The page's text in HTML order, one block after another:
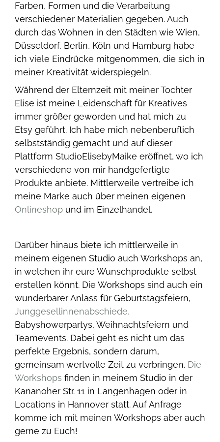
Farben, Formen und die Verarbeitung
verschiedener Materialien gegeben. Auch
durch das Wohnen in den Städten wie Wien,
Düsseldorf, Berlin, Köln und Hamburg habe
ich viele Eindrücke mitgenommen, die sich in
meiner Kreativität widerspiegeln.
Während der Elternzeit mit meiner Tochter
Elise ist meine Leidenschaft für Kreatives
immer größer geworden und hat mich zu
Etsy geführt. Ich habe mich nebenberuflich
selbstständig gemacht und auf dieser
Plattform StudioElisebyMaike eröffnet, wo ich
verschiedene von mir handgefertigte
Produkte anbiete. Mittlerweile vertreibe ich
meine Marke auch über meinen eigenen
Onlineshop und im Einzelhandel.
Darüber hinaus biete ich mittlerweile in
meinem eigenen Studio auch Workshops an,
in welchen ihr eure Wunschprodukte selbst
erstellen könnt. Die Workshops sind auch ein
wunderbarer Anlass für Geburtstagsfeiern,
Junggesellinnenabschiede,
Babyshowerpartys, Weihnachtsfeiern und
Teamevents. Dabei geht es nicht um das
perfekte Ergebnis, sondern darum,
gemeinsam wertvolle Zeit zu verbringen. Die
Workshops finden in meinem Studio in der
Kananoher Str. 11 in Langenhagen oder in
Locations in Hannover statt. Auf Anfrage
komme ich mit meinen Workshops aber auch
gerne zu Euch!